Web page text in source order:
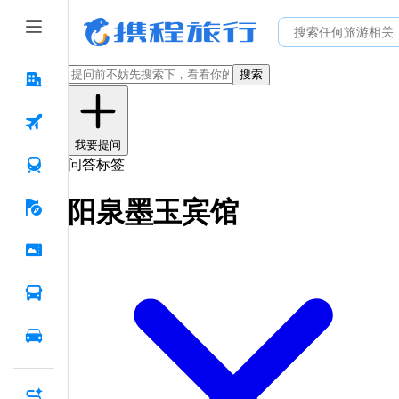
搜索
我要提问
问答标签
阳泉墨玉宾馆